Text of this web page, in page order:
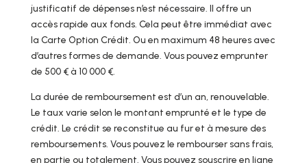
justificatif de dépenses n’est nécessaire. Il offre un
accès rapide aux fonds. Cela peut être immédiat avec
la Carte Option Crédit. Ou en maximum 48 heures avec
d’autres formes de demande. Vous pouvez emprunter
de 500 € à 10 000 €.
La durée de remboursement est d’un an, renouvelable.
Le taux varie selon le montant emprunté et le type de
crédit. Le crédit se reconstitue au fur et à mesure des
remboursements. Vous pouvez le rembourser sans frais,
en partie ou totalement. Vous pouvez souscrire en ligne